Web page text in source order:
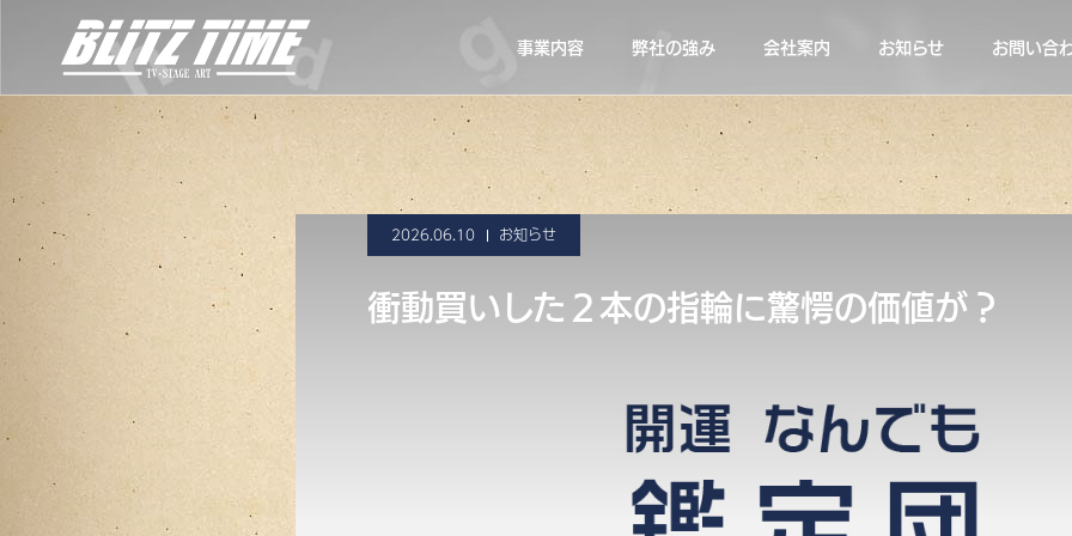
事業内容 弊社の強み 会社案内 お知らせ お問い合
2026.06.10 お知らせ
衝動買いした２本の指輪に驚愕の価値が？